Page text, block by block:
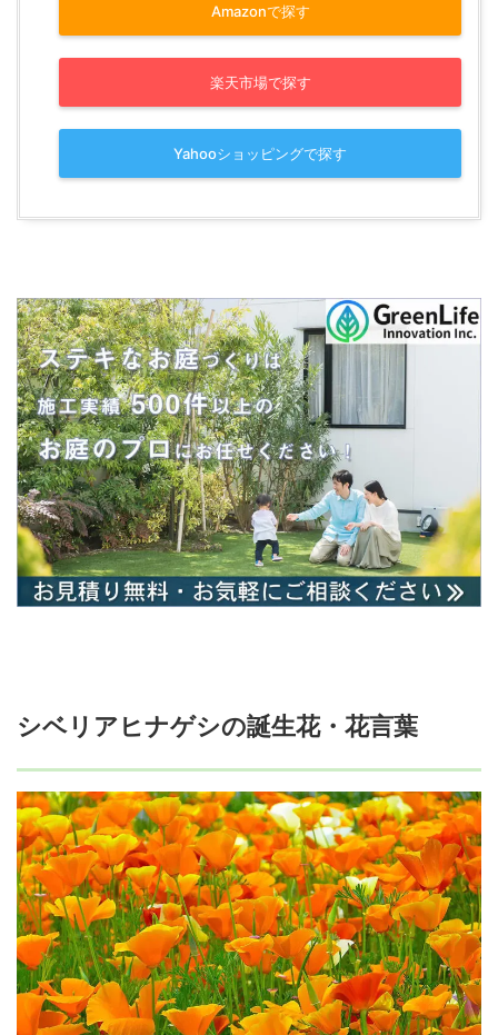
Amazonで探す
楽天市場で探す
Yahooショッピングで探す
シベリアヒナゲシの誕生花・花言葉